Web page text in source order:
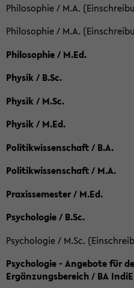
Philosophie / M.A.
Philosophie / M.A.
Philosophie / M.Ed.
Physik / B.Sc.
Physik / M.Sc.
Physik / M.Ed.
Politikwissenschaft / B.A.
Politikwissenschaft / M.A.
Praxissemester / M.Ed.
Psychologie / B.Sc.
Psychologie / M.Sc.
Psychologie - Angebote für
Ergänzungsbereich / BA